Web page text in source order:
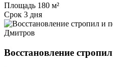
Площадь 180 м²
Срок 3 дня
Дмитров
Восстановление стропил